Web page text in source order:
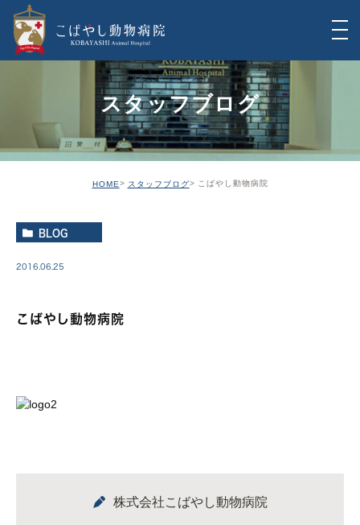
スタッフブログ
HOME スタッフブログ こばやし動物病院
BLOG
2016.06.25
こばやし動物病院
株式会社こばやし動物病院